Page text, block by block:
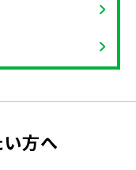
い方へ